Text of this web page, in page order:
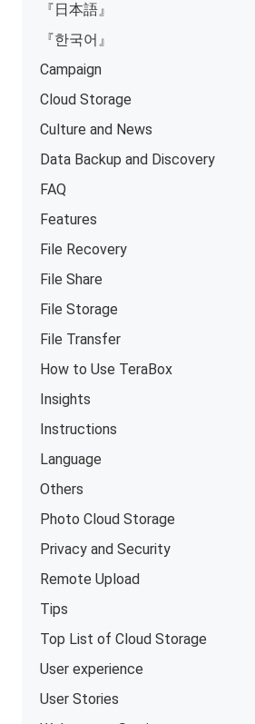
『日本語』
『한국어』
Campaign
Cloud Storage
Culture and News
Data Backup and Discovery
FAQ
Features
File Recovery
File Share
File Storage
File Transfer
How to Use TeraBox
Insights
Instructions
Language
Others
Photo Cloud Storage
Privacy and Security
Remote Upload
Tips
Top List of Cloud Storage
User experience
User Stories